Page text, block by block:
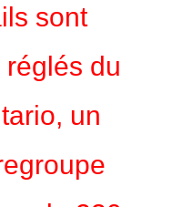
sont
du
un